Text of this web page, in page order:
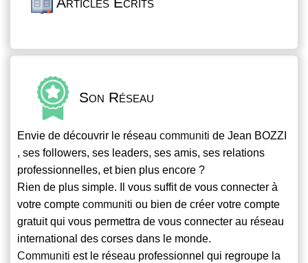
Son Réseau
Envie de découvrir le réseau communiti de Jean BOZZI
, ses followers, ses leaders, ses amis, ses relations
professionnelles, et bien plus encore ?
Rien de plus simple. Il vous suffit de vous connecter à
votre compte communiti ou bien de créer votre compte
gratuit qui vous permettra de vous connecter au réseau
international des corses dans le monde.
Communiti est le réseau professionnel qui regroupe la